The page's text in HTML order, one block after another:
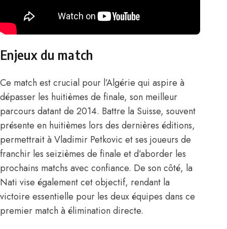
Enjeux du match
Ce match est crucial pour l’Algérie qui aspire à
dépasser les huitièmes de finale, son meilleur
parcours datant de 2014. Battre la Suisse, souvent
présente en huitièmes lors des dernières éditions,
permettrait à Vladimir Petkovic et ses joueurs de
franchir les seizièmes de finale et d’aborder les
prochains matchs avec confiance. De son côté, la
Nati vise également cet objectif, rendant la
victoire essentielle pour les deux équipes dans ce
premier match à élimination directe.